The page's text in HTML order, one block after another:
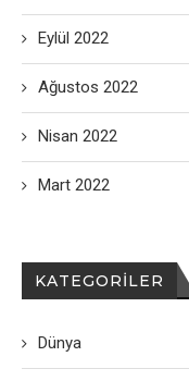
Eylül 2022
Ağustos 2022
Nisan 2022
Mart 2022
KATEGORILER
Dünya